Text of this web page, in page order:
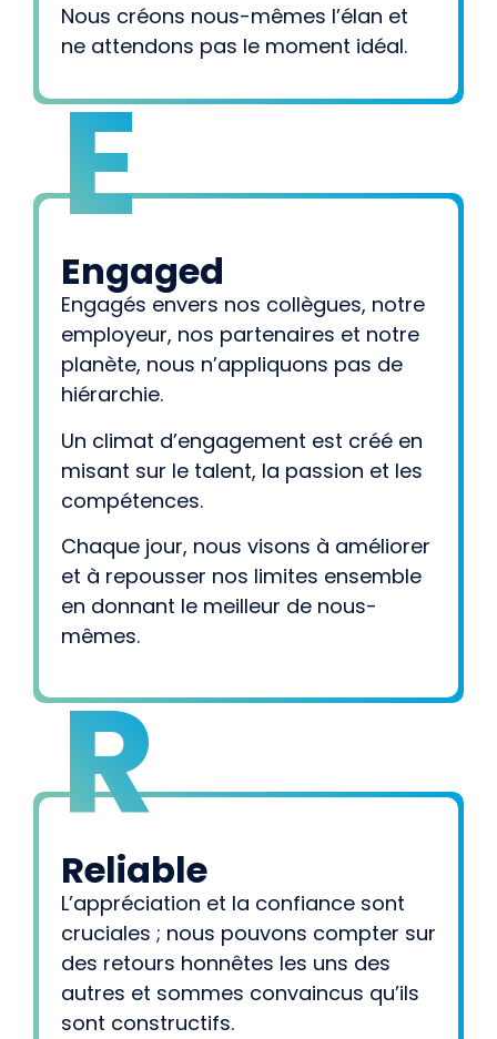
Nous créons nous-mêmes l’élan et
ne attendons pas le moment idéal.
Engaged
E
Engagés envers nos collègues, notre
employeur, nos partenaires et notre
planète, nous n’appliquons pas de
hiérarchie.
Un climat d’engagement est créé en
misant sur le talent, la passion et les
compétences.
Chaque jour, nous visons à améliorer
et à repousser nos limites ensemble
en donnant le meilleur de nous-
mêmes.
Reliable
R
L’appréciation et la confiance sont
cruciales ; nous pouvons compter sur
des retours honnêtes les uns des
autres et sommes convaincus qu’ils
sont constructifs.